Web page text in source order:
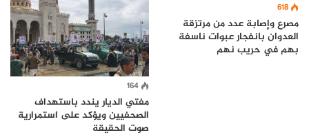
618
مصرع وإصابة عدد من مرتزقة
العدوان بانفجار عبوات ناسفة
بهم في حريب نهم
164
مفتي الديار يندد باستهداف
الصحفيين ويؤكد على استمرارية
صوت الحقيقة